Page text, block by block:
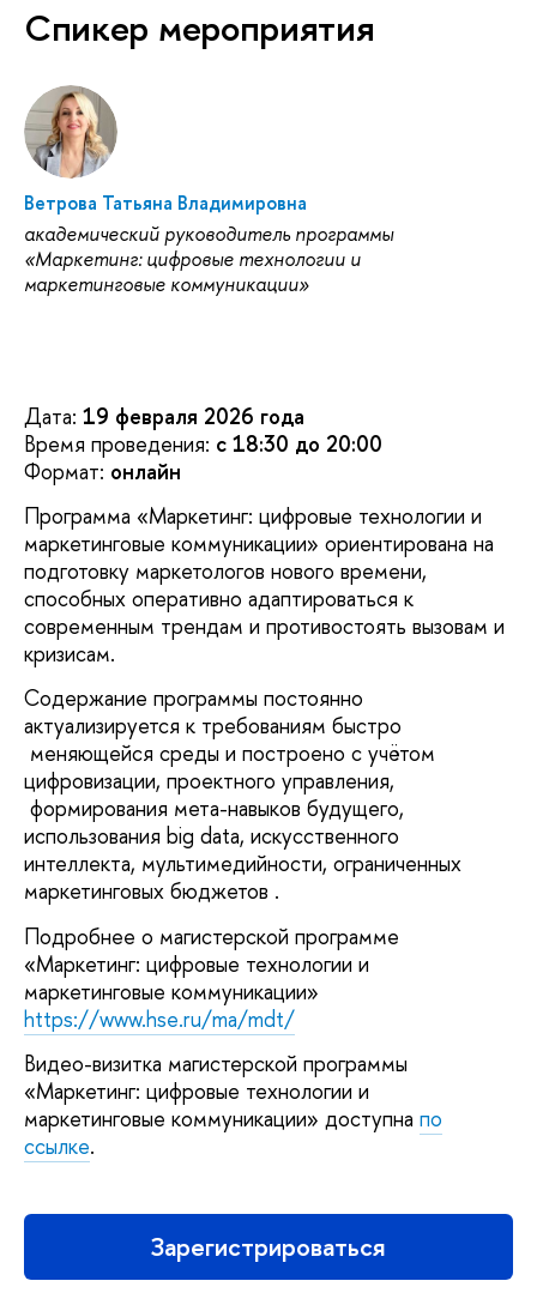
Спикер мероприятия
Ветрова Татьяна Владимировна
академический руководитель программы
«Маркетинг: цифровые технологии и
маркетинговые коммуникации»
Дата: 19 февраля 2026 года
Время проведения: с 18:30 до 20:00
Формат: онлайн
Программа «Маркетинг: цифровые технологии и
маркетинговые коммуникации» ориентирована на
подготовку маркетологов нового времени,
способных оперативно адаптироваться к
современным трендам и противостоять вызовам и
кризисам.
Содержание программы постоянно
актуализируется к требованиям быстро
меняющейся среды и построено с учётом
цифровизации, проектного управления,
формирования мета-навыков будущего,
использования big data, искусственного
интеллекта, мультимедийности, ограниченных
маркетинговых бюджетов .
Подробнее о магистерской программе
«Маркетинг: цифровые технологии и
маркетинговые коммуникации»
https://www.hse.ru/ma/mdt/
Видео-визитка магистерской программы
«Маркетинг: цифровые технологии и
маркетинговые коммуникации» доступна по
ссылке.
Зарегистрироваться